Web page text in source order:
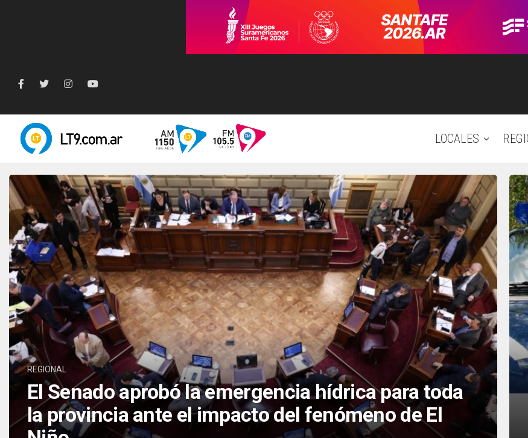
LOCALES
REGIONAL
El Senado aprobó la emergencia hídrica para toda
la provincia ante el impacto del fenómeno de El